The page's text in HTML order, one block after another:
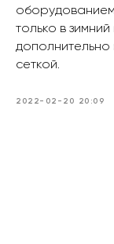
только в
дополнительно
сеткой.
2022-02-20 20:09